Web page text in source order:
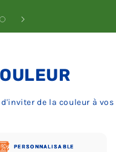
de la couleur à vos
PERSONNALISABLE
PERSONNALISABLE
PERSONNALISABLE